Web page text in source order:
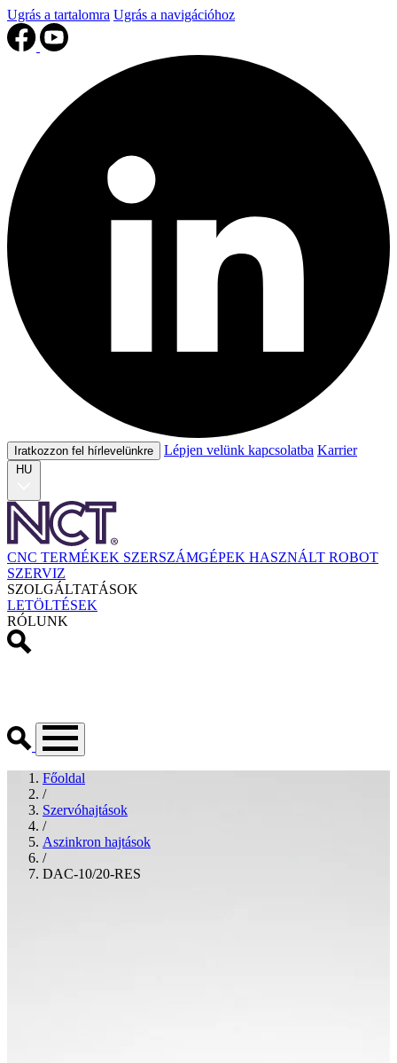
Ugrás a tartalomra Ugrás a navigációhoz
Iratkozzon fel hírlevelünkre Lépjen velünk kapcsolatba Karrier
HU
CNC TERMÉKEK SZERSZÁMGÉPEK HASZNÁLT ROBOT
SZERVIZ
SZOLGÁLTATÁSOK
LETÖLTÉSEK
RÓLUNK
Főoldal
/
Szervóhajtások
/
Aszinkron hajtások
/
DAC-10/20-RES